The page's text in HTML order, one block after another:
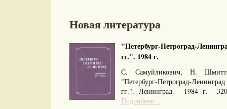
Новая литература
"Петербург-Петроград-
гг.". 1984 г.
С. Самуйликович, Н.
"Петербург-Петроград-
гг.". Ленинград. 1984 г.
Подробнее...